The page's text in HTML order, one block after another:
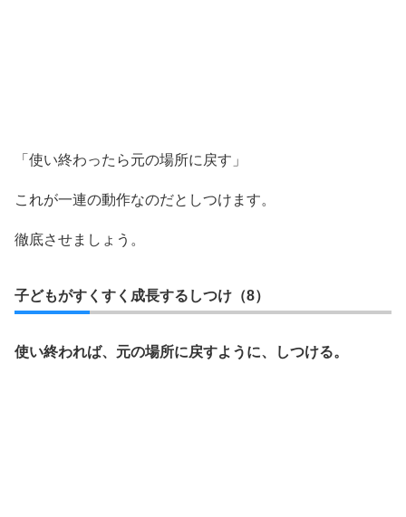
「使い終わったら元の場所に戻す」
これが一連の動作なのだとしつけます。
徹底させましょう。
子どもがすくすく成長するしつけ（8）
使い終われば、元の場所に戻すように、しつける。